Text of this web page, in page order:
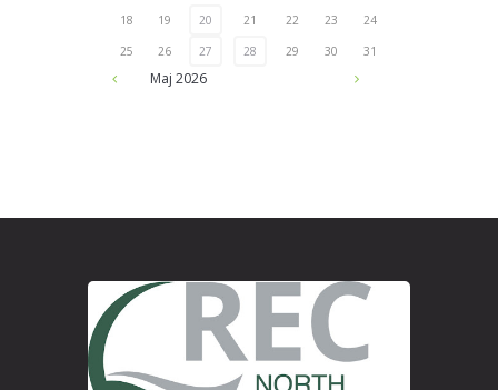
Мај 2026
18
19 20 21 22 23
24
25
26 27 28 29 30 31